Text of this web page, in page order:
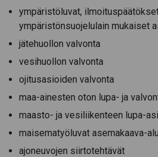
ympäristöluvat,
ympäristönsuojelulain mukaiset
jätehuollon valvonta
vesihuollon valvonta
ojitusasioiden valvonta
maa-ainesten oton lupa- ja
maasto- ja vesiliikenteen lupa-
maisematyöluvat asemakaava-
ajoneuvojen siirtotehtävät